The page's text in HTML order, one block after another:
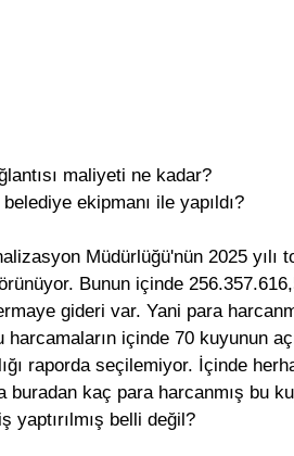
maliyeti ne kadar?
ekipmanı ile yapıldı?
Müdürlüğü'nün 2025 yılı
Bunun içinde
gideri var. Yani para
içinde 70 kuyunun
raporda seçilemiyor. İçinde
buradan kaç para harcanmış bu
yaptırılmış belli değil?